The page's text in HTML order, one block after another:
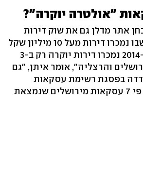
"אולטרה יוקרה"?
אתר מדלן גם את שוק דירות
היוקרה למגורים, שבו נמכרו דירות מעל 10 מיליון שקל
בשנה החולפת. "ב-2014 נמכרו דירות יוקרה רק ב-3
והרצליה", אומר איתן, "גם
בפסגת רשימת עסקאות
היוקרה, עם כמעט פי 7 עסקאות מירושלים שנמצאת